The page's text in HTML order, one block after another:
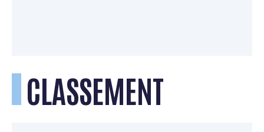
CLASSEMENT